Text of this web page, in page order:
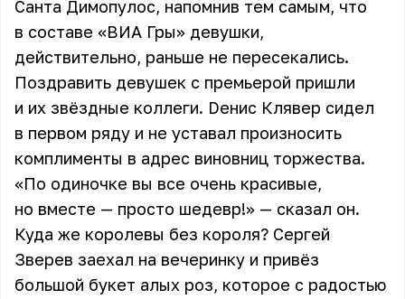
Санта Димопулос, напомнив тем самым, что
в составе «ВИА Гры» девушки,
действительно, раньше не пересекались.
Поздравить девушек с премьерой пришли
и их звёздные коллеги. Dенис Клявер сидел
в первом ряду и не уставал произносить
комплименты в адрес виновниц торжества.
«По одиночке вы все очень красивые,
но вместе — просто шедевр!» — сказал он.
Куда же королевы без короля? Сергей
Зверев заехал на вечеринку и привёз
большой букет алых роз, которое с радостью